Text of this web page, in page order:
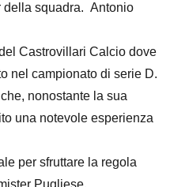
della squadra. Antonio
Castrovillari Calcio dove
nel campionato di serie D.
nonostante la sua
una notevole esperienza
per sfruttare la regola